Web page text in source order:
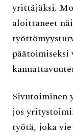
yrittäjäksi.
aloittaneet
Sivutoiminen
jos
työtä, joka vie